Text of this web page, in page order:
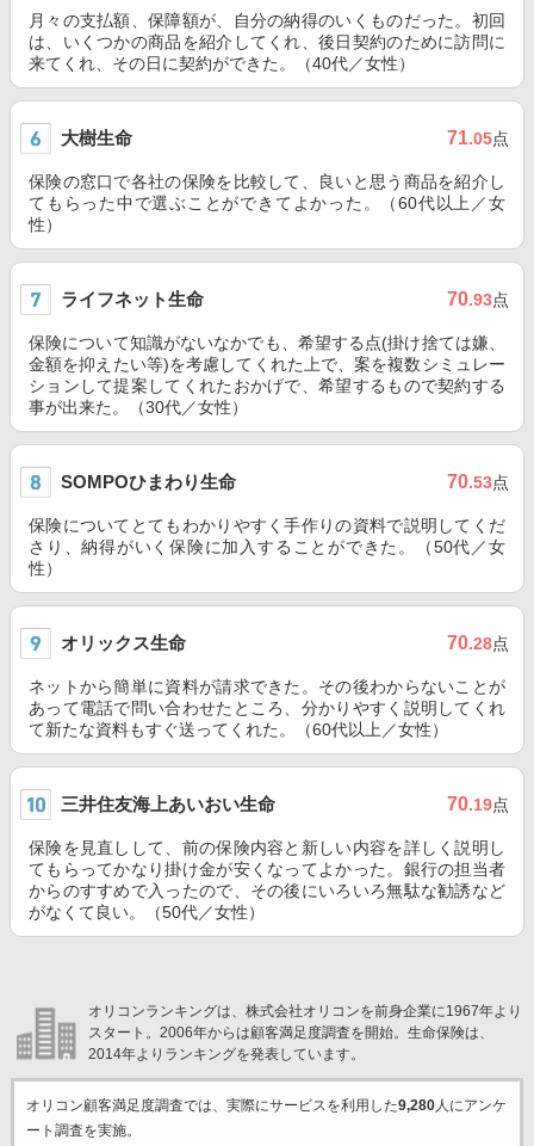
月々の支払額、保障額が、自分の納得のいくものだった。初回
は、いくつかの商品を紹介してくれ、後日契約のために訪問に
来てくれ、その日に契約ができた。（40代／女性）
大樹生命 71.05点
保険の窓口で各社の保険を比較して、良いと思う商品を紹介し
てもらった中で選ぶことができてよかった。（60代以上／女
性）
ライフネット生命 70.93点
保険について知識がないなかでも、希望する点(掛け捨ては嫌、
金額を抑えたい等)を考慮してくれた上で、案を複数シミュレー
ションして提案してくれたおかげで、希望するもので契約する
事が出来た。（30代／女性）
SOMPOひまわり生命 70.53点
保険についてとてもわかりやすく手作りの資料で説明してくだ
さり、納得がいく保険に加入することができた。（50代／女
性）
オリックス生命 70.28点
ネットから簡単に資料が請求できた。その後わからないことが
あって電話で問い合わせたところ、分かりやすく説明してくれ
て新たな資料もすぐ送ってくれた。（60代以上／女性）
三井住友海上あいおい生命 70.19点
保険を見直しして、前の保険内容と新しい内容を詳しく説明し
てもらってかなり掛け金が安くなってよかった。銀行の担当者
からのすすめで入ったので、その後にいろいろ無駄な勧誘など
がなくて良い。（50代／女性）
オリコンランキングは、株式会社オリコンを前身企業に1967年より
スタート。2006年からは顧客満足度調査を開始。生命保険は、
2014年よりランキングを発表しています。
オリコン顧客満足度調査では、実際にサービスを利用した9,280人にアンケ
ート調査を実施。